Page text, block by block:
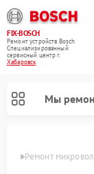
FIX-BOSCH
Ремонт устройств Bosch
Специализированный
cервисный центр г.
Хабаровск
Мы
Ремонт